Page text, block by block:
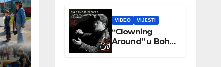
VIDEO VIJESTI
“Clowning
Around” u Boho
parku